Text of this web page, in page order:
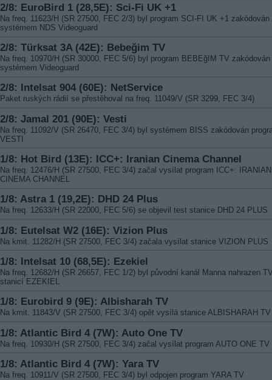
2/8: EuroBird 1 (28,5E): Sci-Fi UK +1
Na freq. 11623/H (SR 27500, FEC 2/3) byl program SCI-FI UK +1 zakódován
systémem NDS Videoguard
2/8: Türksat 3A (42E): Bebeğim TV
Na freq. 10970/H (SR 30000, FEC 5/6) byl program BEBEğIM TV zakódován
systémem Videoguard
2/8: Intelsat 904 (60E): NetService
Paket ruských rádií se přestěhoval na freq. 11049/V (SR 3299, FEC 3/4)
2/8: Jamal 201 (90E): Vesti
Na freq. 11092/V (SR 26470, FEC 3/4) byl systémem BISS zakódován
VESTI
1/8: Hot Bird (13E): ICC+: Iranian Cinema Channel
Na freq. 12476/H (SR 27500, FEC 3/4) začal vysílat program ICC+: IRANIAN
CINEMA CHANNEL
1/8: Astra 1 (19,2E): DHD 24 Plus
Na freq. 12633/H (SR 22000, FEC 5/6) se objevil test stanice DHD 24 PLUS
1/8: Eutelsat W2 (16E): Vizion Plus
Na kmit. 11282/H (SR 27500, FEC 3/4) začala vysílat stanice VIZION PLUS
1/8: Intelsat 10 (68,5E): Ezekiel
Na freq. 12682/H (SR 26657, FEC 1/2) byl původní kanál Manna nahrazen
stanicí EZEKIEL
1/8: Eurobird 9 (9E): Albisharah TV
Na kmit. 11843/V (SR 27500, FEC 3/4) opět vysílá stanice ALBISHARAH TV
1/8: Atlantic Bird 4 (7W): Auto One TV
Na freq. 10930/H (SR 27500, FEC 3/4) začal vysílat program AUTO ONE TV
1/8: Atlantic Bird 4 (7W): Yara TV
Na freq. 10911/V (SR 27500, FEC 3/4) byl odpojen program YARA TV